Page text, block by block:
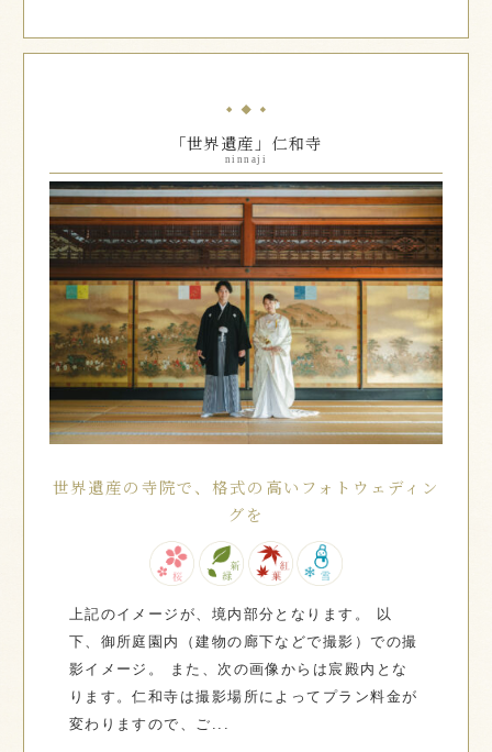
「世界遺産」仁和寺
ninnaji
世界遺産の寺院で、格式の高いフォトウェディン
グを
上記のイメージが、境内部分となります。 以
下、御所庭園内（建物の廊下などで撮影）での撮
影イメージ。 また、次の画像からは宸殿内とな
ります。仁和寺は撮影場所によってプラン料金が
変わりますので、ご...